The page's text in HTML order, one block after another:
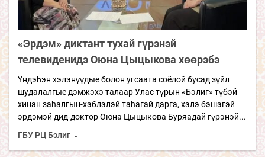
«Эрдэм» диктант тухай гүрэнэй
телевиденидэ Оюна Цыцыкова хөөрэбэ
Үндэһэн хэлэнүүдые болон угсаата соёлой бусад зүйл
шудалалгые дэмжэхэ талаар Улас түрын «Бэлиг» түбэй
хинан заhалгын-хэблэлэй таhагай дарга, хэлэ бэшэгэй
эрдэмэй дид-доктор Оюна Цыцыкова Буряадай гүрэнэй...
ГБУ РЦ Бэлиг